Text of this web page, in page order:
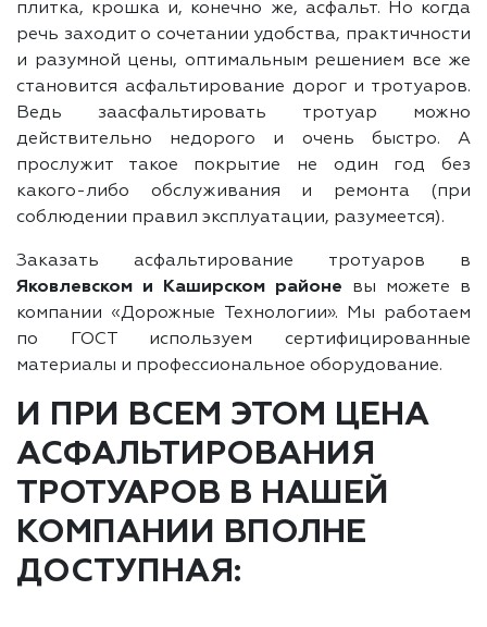
плитка, крошка и, конечно же, асфальт. Но когда
речь заходит о сочетании удобства, практичности
и разумной цены, оптимальным решением все же
становится асфальтирование дорог и тротуаров.
Ведь заасфальтировать тротуар можно
действительно недорого и очень быстро. А
прослужит такое покрытие не один год без
какого-либо обслуживания и ремонта (при
соблюдении правил эксплуатации, разумеется).
Заказать асфальтирование тротуаров в
Яковлевском и Каширском районе вы можете в
компании «Дорожные Технологии». Мы работаем
по ГОСТ используем сертифицированные
материалы и профессиональное оборудование.
И ПРИ ВСЕМ ЭТОМ ЦЕНА
АСФАЛЬТИРОВАНИЯ
ТРОТУАРОВ В НАШЕЙ
КОМПАНИИ ВПОЛНЕ
ДОСТУПНАЯ: